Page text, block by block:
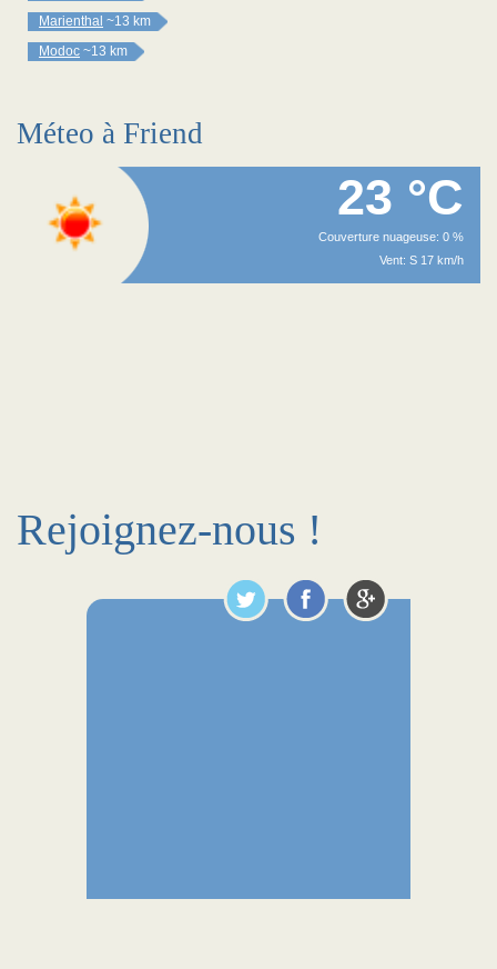
Marienthal ~13 km
Modoc ~13 km
Méteo à Friend
23 °C
Couverture nuageuse: 0 %
Vent: S 17 km/h
Rejoignez-nous !